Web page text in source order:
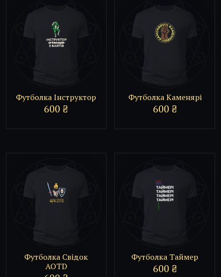
Футболка Інструктор
600 ₴
Футболка Каменярі
600 ₴
Футболка Свідок
AOTD
Футболка Таймер
600 ₴